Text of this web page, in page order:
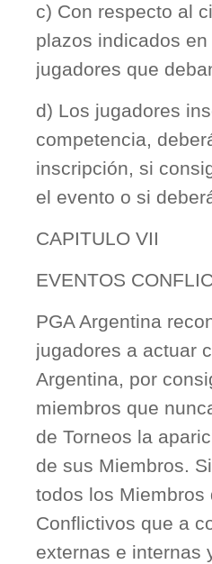
c) Con respecto al
plazos indicados
jugadores que
d) Los jugadores
competencia,
inscripción, si
el evento o si
CAPITULO VII
EVENTOS
PGA Argentina
jugadores a actuar
Argentina, por
miembros que
de Torneos la
de sus Miembros.
todos los Miembros
Conflictivos que a
externas e internas